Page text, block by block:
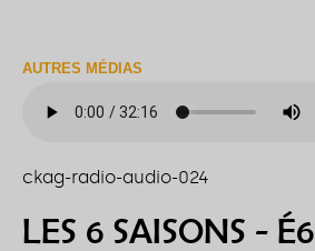
AUTRES MÉDIAS
ckag-radio-audio-024
LES 6 SAISONS - É6